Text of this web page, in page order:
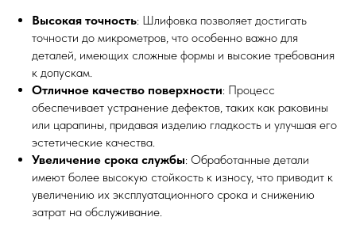
Высокая точность: Шлифовка позволяет достигать
точности до микрометров, что особенно важно для
деталей, имеющих сложные формы и высокие требования
к допускам.
Отличное качество поверхности: Процесс
обеспечивает устранение дефектов, таких как раковины
или царапины, придавая изделию гладкость и улучшая его
эстетические качества.
Увеличение срока службы: Обработанные детали
имеют более высокую стойкость к износу, что приводит к
увеличению их эксплуатационного срока и снижению
затрат на обслуживание.